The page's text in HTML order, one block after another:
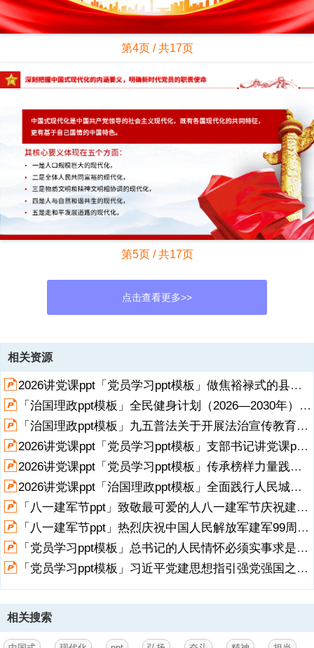
第4页 / 共17页
第5页 / 共17页
点击查看更多>>
资源描述
1、弘扬奋斗精神与担当作为,（关于配套讲稿的说明：本PPT模板包含
讲稿，请移至最后1页查阅、复制）,前言,今天，我们共同围绕激发新时
代奋斗精神，在推进中国式现代化建设中建新功这一主题进行学习交
流。当前，我们正处在全面建设社会主义现代化国家的关键时期，肩负
着以中国式现代化全面推进中华民族伟大复兴的历史使命。这就需要我
们大力弘扬奋斗精神，勇于担当作为，在新时代新征程上展现新气象、
实现新作为。,深刻把握中国式现代化的内涵要义，明确新时代党员的职
责使命,中国式现代化是中国共产党领导的社会主义现代化，既有各国现
代化的共同特征，更有基于自己国情的中国特色。,其核心要义体现在五
个方面：一是人口规模巨大的现代化，
2、二是全体人民共同富裕的现代化，三是物质文明和精神文明相协调
的现代化，四是人与自然和谐共生的现代化，五是走和平发展道路的现
代化。,中国式现代化对我们党员提出了新的更高要求：,必须坚持党的
领导，牢牢把握正确政治方向；必须坚持以人民为中心，不断满足人民
必须坚持系统观念，统筹推进五位一体总体布局和四个全面战略布局。,
大力弘扬艰苦奋斗优良传统，凝聚奋进新征程的磅礴力量,我们党在百年
奋斗历程中形成了艰苦奋斗的优良传统，这是我们的传家宝。从革命时
展开阅读全文
相关资源
2026讲党课ppt「党员学习ppt模板」做焦裕禄式的县委书记 学习党课ppt模板「带完整内容」.pptx
「治国理政ppt模板」全民健身计划（2026—2030年）党课ppt模板「带完整内容」.pptx
「治国理政ppt模板」九五普法关于开展法治宣传教育的第九个五年规划（2026－2030年）党课ppt模板「带完整内容」.pptx
2026讲党课ppt「党员学习ppt模板」支部书记讲党课ppt模板「带完整内容」.pptx
2026讲党课ppt「党员学习ppt模板」传承榜样力量践行初心使命PP学习“七一勋章”获得者精神党课ppt模板「带完整内容」.pptx
2026讲党课ppt「治国理政ppt模板」全面践行人民城市理念总书记重要论述党课ppt模板「带完整内容」.pptx
「八一建军节ppt」致敬最可爱的人八一建军节庆祝建军99周年党课ppt模板（带内容）.pptx
「八一建军节ppt」热烈庆祝中国人民解放军建军99周年铁血铸军魂建军节党课ppt模板（带内容）.pptx
「党员学习ppt模板」总书记的人民情怀必须实事求是求真务实真抓实干专题党课ppt模板（含配套讲稿）.pptx
「党员学习ppt模板」习近平党建思想指引强党强国之路党课ppt模板（带内容）.pptx
相关搜索